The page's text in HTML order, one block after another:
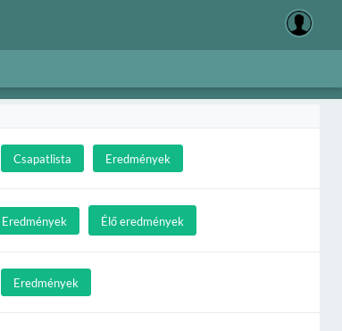
Csapatlista Eredmények
Eredmények Élő eredmények
Eredmények